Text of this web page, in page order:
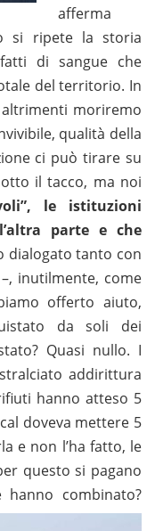
afferma
si ripete la storia
di sangue che
del territorio. In
moriremo
qualità della
ci può tirare su
il tacco, ma noi
le istituzioni
parte e che
dialogato tanto con
inutilmente, come
offerto aiuto,
da soli dei
Quasi nullo. I
addirittura
hanno atteso 5
doveva mettere 5
e non l’ha fatto, le
questo si pagano
hanno combinato?